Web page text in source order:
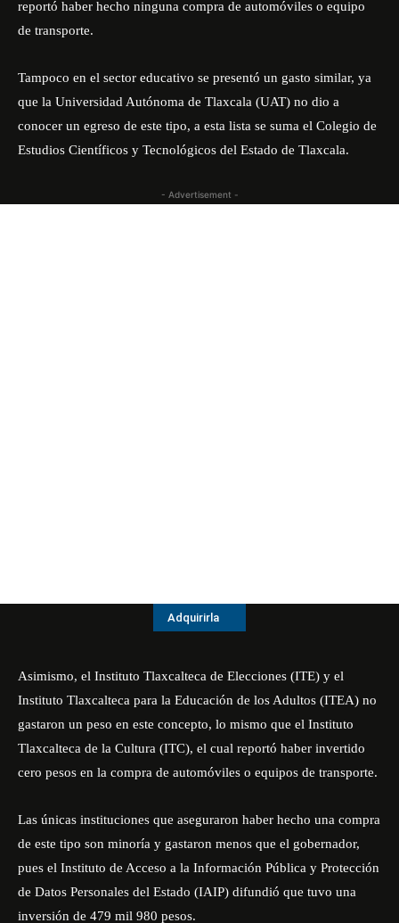
reportó haber hecho ninguna compra de automóviles o equipo
de transporte.
Tampoco en el sector educativo se presentó un gasto similar, ya
que la Universidad Autónoma de Tlaxcala (UAT) no dio a
conocer un egreso de este tipo, a esta lista se suma el Colegio de
Estudios Científicos y Tecnológicos del Estado de Tlaxcala.
- Advertisement -
Adquirirla
Asimismo, el Instituto Tlaxcalteca de Elecciones (ITE) y el
Instituto Tlaxcalteca para la Educación de los Adultos (ITEA) no
gastaron un peso en este concepto, lo mismo que el Instituto
Tlaxcalteca de la Cultura (ITC), el cual reportó haber invertido
cero pesos en la compra de automóviles o equipos de transporte.
Las únicas instituciones que aseguraron haber hecho una compra
de este tipo son minoría y gastaron menos que el gobernador,
pues el Instituto de Acceso a la Información Pública y Protección
de Datos Personales del Estado (IAIP) difundió que tuvo una
inversión de 479 mil 980 pesos.